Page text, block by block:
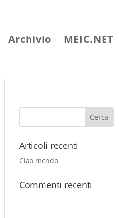
Archivio MEIC.NET
Articoli recenti
Ciao mondo!
Commenti recenti